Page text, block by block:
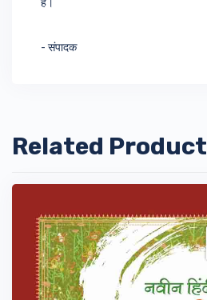
- संपादक
Related Product